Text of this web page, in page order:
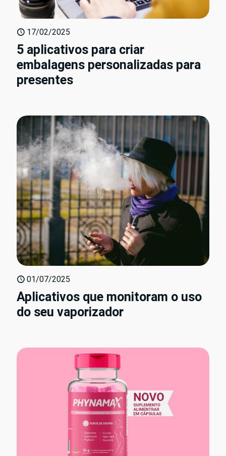
17/02/2025
5 aplicativos para criar
embalagens personalizadas para
presentes
01/07/2025
Aplicativos que monitoram o uso
do seu vaporizador